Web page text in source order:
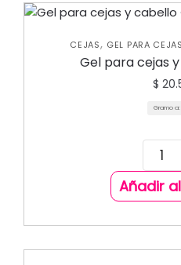
CEJAS, GEL PARA CEJAS
Gel para cejas
$
Gramo a:
Añadir